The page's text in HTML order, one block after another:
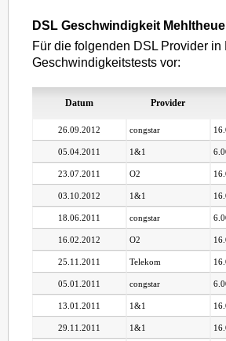
DSL Geschwindigkeit
Für die folgenden DSL Provider
Geschwindigkeitstests vor:
Datum Provider
26.09.2012 congstar
05.04.2011 1&1
23.07.2011 O2
03.10.2012 1&1
18.06.2011 congstar
16.02.2012 O2
25.11.2011 Telekom
05.01.2011 congstar
13.01.2011 1&1
29.11.2011 1&1